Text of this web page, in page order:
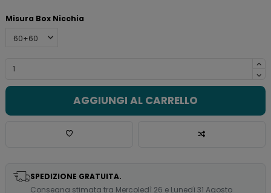
Misura Box Nicchia
AGGIUNGI AL CARRELLO
SPEDIZIONE GRATUITA.
Consegna stimata tra Mercoledì 26 e Lunedì 31 Agosto